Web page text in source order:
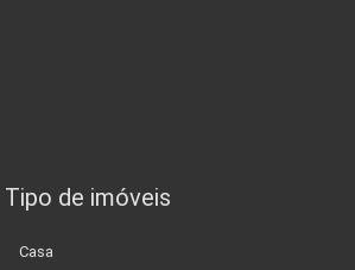
Tipo de imóveis
Casa